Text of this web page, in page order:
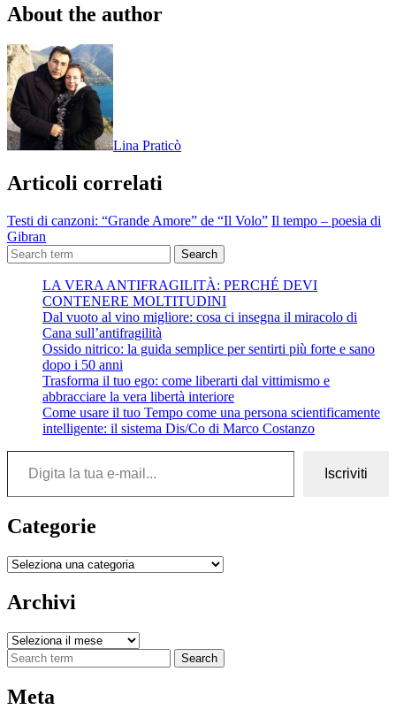
About the author
Lina Praticò
Articoli correlati
Testi di canzoni: “Grande Amore” de “Il Volo” Il tempo – poesia di
Gibran
Search
LA VERA ANTIFRAGILITÀ: PERCHÉ DEVI
CONTENERE MOLTITUDINI
Dal vuoto al vino migliore: cosa ci insegna il miracolo di
Cana sull’antifragilità
Ossido nitrico: la guida semplice per sentirti più forte e sano
dopo i 50 anni
Trasforma il tuo ego: come liberarti dal vittimismo e
abbracciare la vera libertà interiore
Come usare il tuo Tempo come una persona scientificamente
intelligente: il sistema Dis/Co di Marco Costanzo
Digita la tua e-mail...
Iscriviti
Categorie
Categorie
Archivi
Archivi
Search
Meta